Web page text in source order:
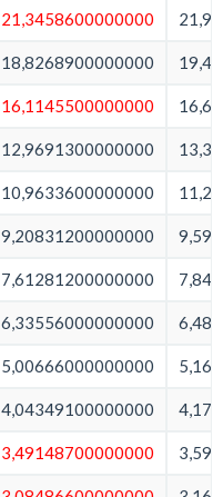
21,3458600000000
18,8268900000000
16,1145500000000
12,9691300000000
10,9633600000000
9,20831200000000
7,61281200000000
6,33556000000000
5,00666000000000
4,04349100000000
3,49148700000000